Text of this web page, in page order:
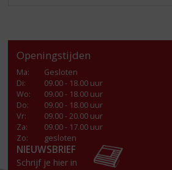
Openingstijden
Ma:
Gesloten
Di:
09.00 - 18.00 uur
Wo:
09.00 - 18.00 uur
Do:
09.00 - 18.00 uur
Vr:
09.00 - 20.00 uur
Za:
09.00 - 17.00 uur
Zo:
gesloten
NIEUWSBRIEF
Schrijf je hier in